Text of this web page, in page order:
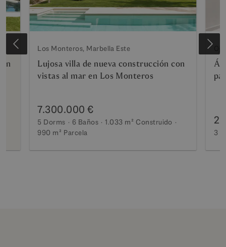
Los Monteros, Marbella Este
Lujosa villa de nueva construcción con
vistas al mar en Los Monteros
7.300.000 €
5 Dorms 6 Baños 1.033 m² Construido
990 m² Parcela 3